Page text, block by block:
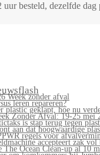
uur besteld, dezelfde
Week zonder afval
leren repareren?
plastic geklapt, hoe nu
Zonder Afval: 19-25 mei
is stap terug tegen
aan dat hoogwaardige
regels voor
accepteert zak
The Ocean Clean-up al 10